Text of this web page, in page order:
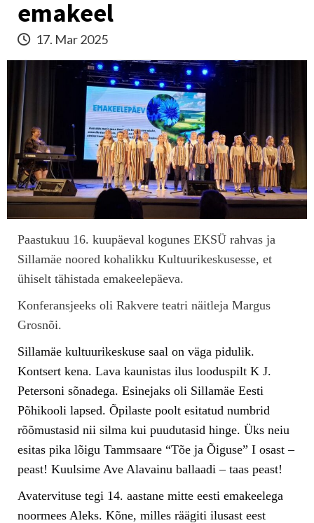
emakeel
17. Mar 2025
Paastukuu 16. kuupäeval kogunes EKSÜ rahvas ja
Sillamäe noored kohalikku Kultuurikeskusesse, et
ühiselt tähistada emakeelepäeva.
Konferansjeeks oli Rakvere teatri näitleja Margus
Grosnõi.
Sillamäe kultuurikeskuse saal on väga pidulik.
Kontsert kena. Lava kaunistas ilus looduspilt K J.
Petersoni sõnadega. Esinejaks oli Sillamäe Eesti
Põhikooli lapsed. Õpilaste poolt esitatud numbrid
rõõmustasid nii silma kui puudutasid hinge. Üks neiu
esitas pika lõigu Tammsaare “Tõe ja Õiguse” I osast –
peast! Kuulsime Ave Alavainu ballaadi – taas peast!
Avatervituse tegi 14. aastane mitte eesti emakeelega
noormees Aleks. Kõne, milles räägiti ilusast eest